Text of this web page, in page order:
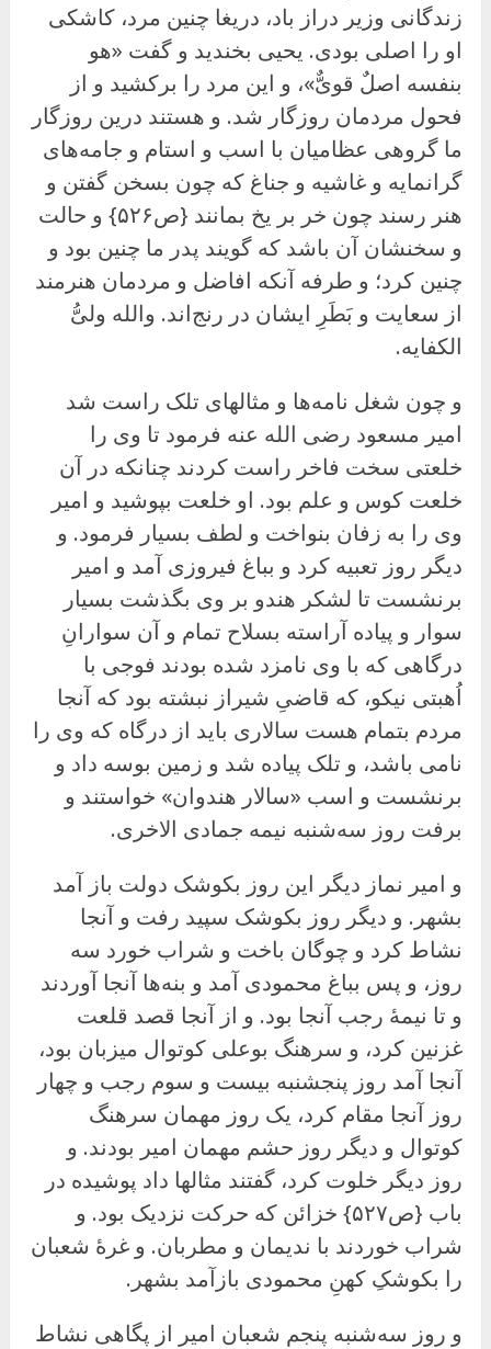
زندگانی وزیر دراز باد، دریغا چنین مرد، کاشکی
او را اصلی بودی. یحیی بخندید و گفت «هو
بنفسه اصلٌ قویٌّ»، و این مرد را برکشید و از
فحول مردمان روزگار شد. و هستند درین روزگار
ما گروهی عظامیان با اسب و استام و جامه‌های
گرانمایه و غاشیه و جناغ که چون بسخن گفتن و
هنر رسند چون خر بر یخ بمانند {ص۵۲۶} و حالت
و سخنشان آن باشد که گویند پدر ما چنین بود و
چنین کرد؛ و طرفه آنکه افاضل و مردمان هنرمند
از سعایت و بَطَرِ ایشان در رنج‌اند. والله ولیُّ
الکفایه.
و چون شغل نامه‌ها و مثالهای تلک راست شد
امیر مسعود رضی الله عنه فرمود تا وی را
خلعتی سخت فاخر راست کردند چنانکه در آن
خلعت کوس و علم بود. او خلعت بپوشید و امیر
وی را به زفان بنواخت و لطف بسیار فرمود. و
دیگر روز تعبیه کرد و بباغ فیروزی آمد و امیر
برنشست تا لشکر هندو بر وی بگذشت بسیار
سوار و پیاده آراسته بسلاح تمام و آن سوارانِ
درگاهی که با وی نامزد شده بودند فوجی با
اُهبتی نیکو، که قاضیِ شیراز نبشته بود که آنجا
مردم بتمام هست سالاری باید از درگاه که وی را
نامی باشد، و تلک پیاده شد و زمین بوسه داد و
برنشست و اسب «سالار هندوان» خواستند و
برفت روز سه‌شنبه نیمه جمادی الاخرى.
و امیر نماز دیگر این روز بکوشک دولت باز آمد
بشهر. و دیگر روز بکوشک سپید رفت و آنجا
نشاط کرد و چوگان باخت و شراب خورد سه
روز، و پس بباغ محمودی آمد و بنه‌ها آنجا آوردند
و تا نیمهٔ رجب آنجا بود. و از آنجا قصد قلعت
غزنین کرد، و سرهنگ بوعلی کوتوال میزبان بود،
آنجا آمد روز پنجشنبه بیست و سوم رجب و چهار
روز آنجا مقام کرد، یک روز مهمان سرهنگ
کوتوال و دیگر روز حشم مهمان امیر بودند. و
روز دیگر خلوت کرد، گفتند مثالها داد پوشیده در
باب {ص۵۲۷} خزائن که حرکت نزدیک بود. و
شراب خوردند با ندیمان و مطربان. و غرهٔ شعبان
را بکوشکِ کهنِ محمودی بازآمد بشهر.
و روز سه‌شنبه پنجم شعبان امیر از پگاهی نشاط